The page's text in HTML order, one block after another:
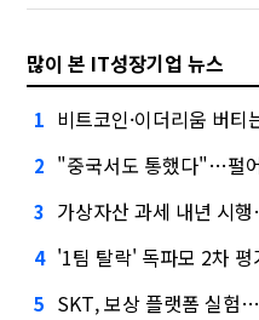
많이 본 IT성장기업 뉴스
1 비트코인·이더리움 버
2 "중국서도 통했다"…펄
3 가상자산 과세 내년 시
4 '1팀 탈락' 독파모 2차
5 SKT, 보상 플랫폼 실험